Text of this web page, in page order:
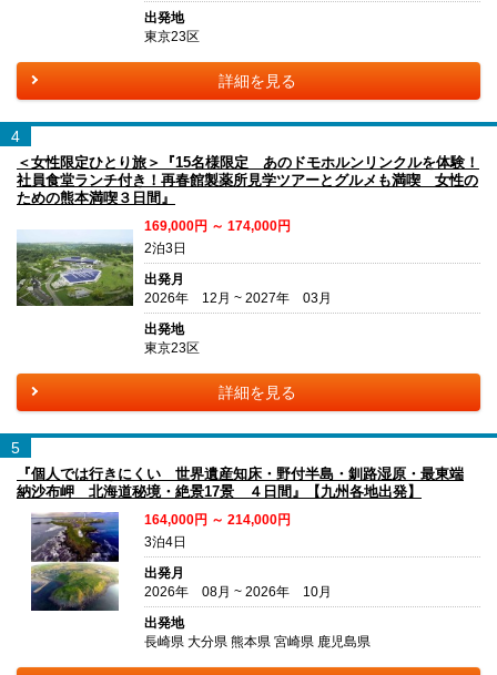
出発地
東京23区
詳細を見る
4
＜女性限定ひとり旅＞『15名様限定 あのドモホルンリンクルを体験！
社員食堂ランチ付き！再春館製薬所見学ツアーとグルメも満喫 女性の
ための熊本満喫３日間』
169,000円 ～ 174,000円
2泊3日
出発月
2026年 12月 ~ 2027年 03月
出発地
東京23区
詳細を見る
5
『個人では行きにくい 世界遺産知床・野付半島・釧路湿原・最東端
納沙布岬 北海道秘境・絶景17景 ４日間』【九州各地出発】
164,000円 ～ 214,000円
3泊4日
出発月
2026年 08月 ~ 2026年 10月
出発地
長崎県 大分県 熊本県 宮崎県 鹿児島県